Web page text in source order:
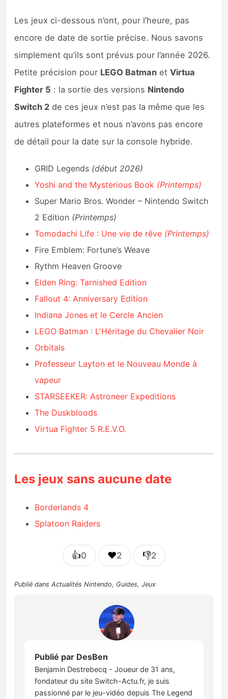
Les jeux ci-dessous n’ont, pour l’heure, pas
encore de date de sortie précise. Nous savons
simplement qu’ils sont prévus pour l’année 2026.
Petite précision pour LEGO Batman etVirtua
Fighter 5 : la sortie des versions Nintendo
Switch 2 de ces jeux n’est pas la même que les
autres plateformes et nous n’avons pas encore
de détail pour la date sur la console hybride.
GRID Legends (début 2026)
Yoshi and the Mysterious Book (Printemps)
Super Mario Bros. Wonder – Nintendo Switch
2 Edition (Printemps)
Tomodachi Life : Une vie de rêve (Printemps)
Fire Emblem: Fortune’s Weave
Rythm Heaven Groove
Elden Ring: Tarnished Edition
Fallout 4: Anniversary Edition
Indiana Jones et le Cercle Ancien
LEGO Batman : L'Héritage du Chevalier Noir
Orbitals
Professeur Layton et le Nouveau Monde à
vapeur
STARSEEKER: Astroneer Expeditions
The Duskbloods
Virtua Fighter 5 R.E.V.O.
Les jeux sans aucune date
Borderlands 4
Splatoon Raiders
👍0 ❤️2 👎2
Publié dansActualités Nintendo, Guides,Jeux
Publié par DesBen
Benjamin Destrebecq - Joueur de 31 ans,
fondateur du site Switch-Actu.fr, je suis
passionné par le jeu-vidéo depuis The Legend